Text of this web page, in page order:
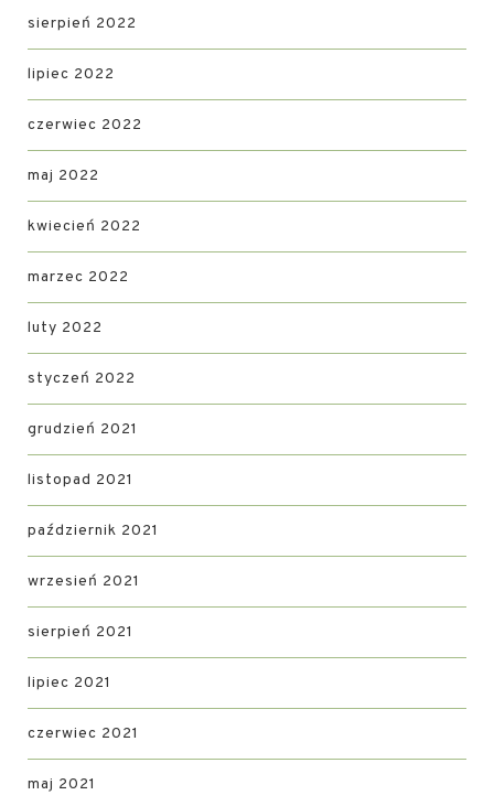
sierpień 2022
lipiec 2022
czerwiec 2022
maj 2022
kwiecień 2022
marzec 2022
luty 2022
styczeń 2022
grudzień 2021
listopad 2021
październik 2021
wrzesień 2021
sierpień 2021
lipiec 2021
czerwiec 2021
maj 2021